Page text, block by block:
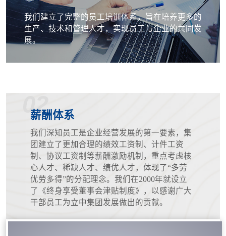
我们建立了完整的员工培训体系，旨在培养更多的
生产、技术和管理人才，实现员工与企业的共同发
展。
02
薪酬体系
我们深知员工是企业经营发展的第一要素，集
团建立了更加合理的绩效工资制、计件工资
制、协议工资制等薪酬激励机制，重点考虑核
心人才、稀缺人才、绩优人才，体现了“多劳
优劳多得”的分配理念。我们在2000年就设立
了《终身享受董事会津贴制度》，以感谢广大
干部员工为立中集团发展做出的贡献。